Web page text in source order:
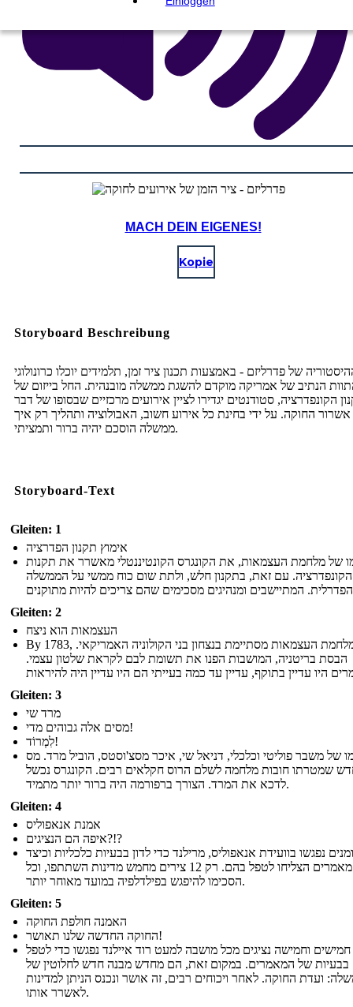
MACH DEIN EIGENES!
Kopie
Storyboard Beschreibung
של פדרליזם - באמצעות תכנון ציר זמן, תלמידים יוכלו כרונולוגי
הנתיב של אמריקה מוקדם להשגת ממשלה מובנהית. החל בייזום של
הקונפדרציה, סטודנטים יגדירו לציין אירועים מרכזיים שבסופו של דבר
אשרור החוקה. על ידי בחינת כל אירוע חשוב, האבולוציה ותהליך רק איך
ממשלה הוסכם יהיה ברור ותמציתי.
Storyboard-Text
Gleiten: 1
אימוץ תקנון הפדרציה
של מלחמת העצמאות, את הקונגרס הקונטיננטלי מאשרר את תקנות
הקונפדרציה. עם זאת, בתקנון חלש, ולתת שום כוח ממשי על הממשלה
Gleiten: 2
העצמאות הוא ניצח
By 1783, מלחמת העצמאות מסתיימת בנצחון בני הקולוניה האמריקאי.
הבסת בריטניה, המושבות הפנו את תשומת לבם לקראת שלטון עצמי.
Gleiten: 3
מרד שי
מסים אלה גבוהים מדי!
לִמְרוֹד!
של משבר פוליטי וכלכלי, דניאל שי, איכר מסצ'וסטס, הוביל מרד. מס
שמטרתו חובות מלחמה לשלם הרוס חקלאים רבים. הקונגרס נכשל
לדכא את המרד. הצורך ברפורמה היה ברור יותר מתמיד.
Gleiten: 4
אמנת אנאפוליס
איפה הם הנציגים?!?
נפגשו בוועידת אנאפוליס, מרילנד כדי לדון בבעיות כלכליות וכיצד
מאמרים הצליחו לטפל בהם. רק 12 צירים מחמש מדינות השתתפו, וכל
הסכימו להיפגש בפילדלפיה במועד מאוחר יותר.
Gleiten: 5
האמנה חולפת החוקה
החוקה החדשה שלנו תאושר!
חמישים וחמישה נציגים מכל מושבה למעט רוד איילנד נפגשו כדי לטפל
בבעיות של המאמרים. במקום זאת, הם מחדש מבנה חדש לחלוטין של
ועדת החוקה. לאחר ויכוחים רבים, זה אושר ונכנס הניתן למדינות
לאשרר אותו.